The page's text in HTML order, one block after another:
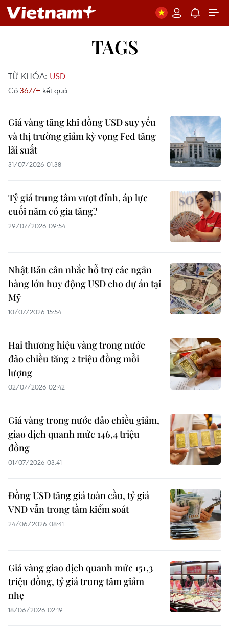
TAGS
TỪ KHÓA: USD
Có 3677+ kết quả
Giá vàng tăng khi đồng USD suy yếu
và thị trường giảm kỳ vọng Fed tăng
lãi suất
31/07/2026 01:38
Tỷ giá trung tâm vượt đỉnh, áp lực
cuối năm có gia tăng?
29/07/2026 09:54
Nhật Bản cân nhắc hỗ trợ các ngân
hàng lớn huy động USD cho dự án tại
Mỹ
10/07/2026 15:54
Hai thương hiệu vàng trong nước
đảo chiều tăng 2 triệu đồng mỗi
lượng
02/07/2026 02:42
Giá vàng trong nước đảo chiều giảm,
giao dịch quanh mức 146,4 triệu
đồng
01/07/2026 03:41
Đồng USD tăng giá toàn cầu, tỷ giá
VND vẫn trong tầm kiểm soát
24/06/2026 08:41
Giá vàng giao dịch quanh mức 151,3
triệu đồng, tỷ giá trung tâm giảm
nhẹ
18/06/2026 02:19